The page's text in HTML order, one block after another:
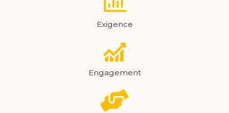
Exigence
Engagement